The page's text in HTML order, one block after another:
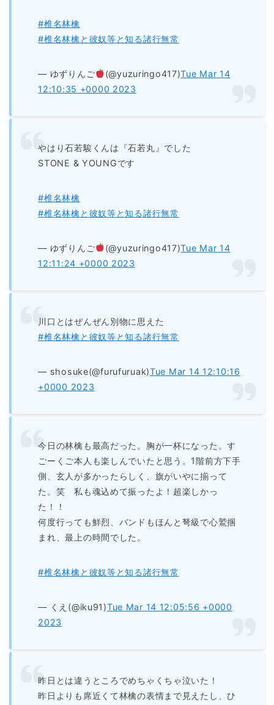
#椎名林檎
#椎名林檎と彼奴等と知る諸行無常
— ゆずりんご (@yuzuringo417)Tue Mar 14
12:10:35 +0000 2023
やはり石若駿くんは『石若丸』でした
STONE & YOUNGです
#椎名林檎
#椎名林檎と彼奴等と知る諸行無常
— ゆずりんご (@yuzuringo417)Tue Mar 14
12:11:24 +0000 2023
川口とはぜんぜん別物に思えた
#椎名林檎と彼奴等と知る諸行無常
— shosuke(@furufuruak)Tue Mar 14 12:10:16
+0000 2023
今日の林檎も最高だった。胸が一杯になった。す
ごーくご本人も楽しんでいたと思う。1階前方下手
側、玄人が多かったらしく、旗がいやに揃って
た。笑 私も魂込めて振ったよ！超楽しかっ
た！！
何度行っても鮮烈、バンドもほんと弩級で心鷲掴
まれ、最上の時間でした。
#椎名林檎と彼奴等と知る諸行無常
— くえ(@iku91)Tue Mar 14 12:05:56 +0000
2023
昨日とは違うところでめちゃくちゃ泣いた！
昨日よりも席近くて林檎の表情まで見えたし、ひ